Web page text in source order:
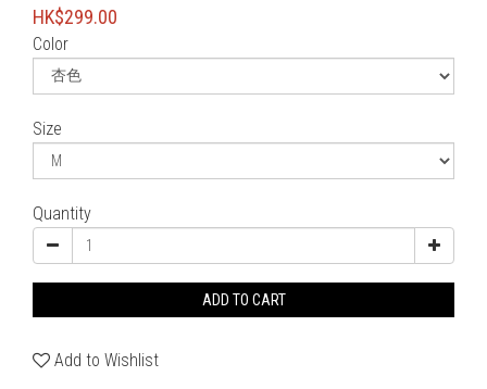
HK$299.00
Color
Size
Quantity
ADD TO CART
Add to Wishlist